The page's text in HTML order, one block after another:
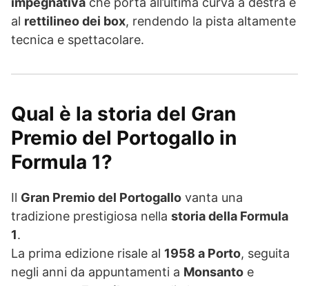
al rettilineo dei box, rendendo la pista altamente
tecnica e spettacolare.
Qual è la storia del Gran
Premio del Portogallo in
Formula 1?
Il Gran Premio del Portogallo vanta una
tradizione prestigiosa nella storia della Formula
1.
La prima edizione risale al 1958 a Porto, seguita
negli anni da appuntamenti a Monsanto e